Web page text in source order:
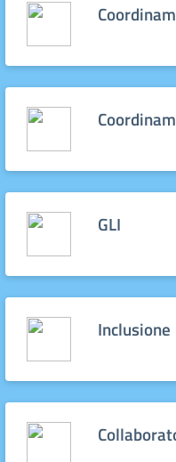
GLI
Inclusione